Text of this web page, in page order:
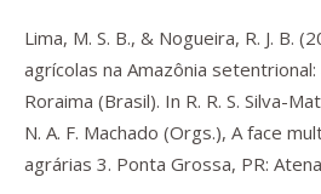
Lima, M. S. B., & Nogueira, R. J. B.
agrícolas na Amazônia
Roraima (Brasil). In R. R. S. Silva-
N. A. F. Machado (Orgs.), A face
agrárias 3. Ponta Grossa, PR: